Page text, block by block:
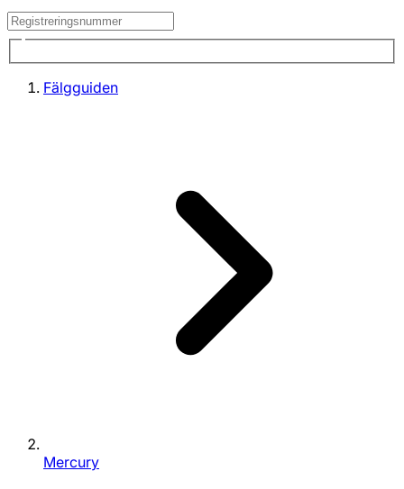
Fälgguiden
Mercury